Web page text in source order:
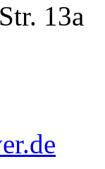
13a